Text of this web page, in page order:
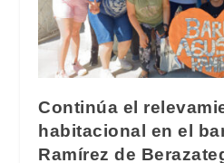
Continúa el
habitacional en el
Ramírez de